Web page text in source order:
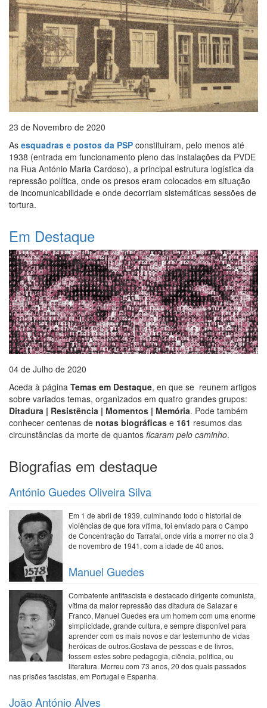
23 de Novembro de 2020
As esquadras e postos da PSP constituiram, pelo menos até
1938 (entrada em funcionamento pleno das instalações da PVDE
na Rua António Maria Cardoso), a principal estrutura logística da
repressão política, onde os presos eram colocados em situação
de incomunicabilidade e onde decorriam sistemáticas sessões de
tortura.
Em Destaque
04 de Julho de 2020
Aceda à página Temas em Destaque, en que se reunem artigos
sobre variados temas, organizados em quatro grandes grupos:
Ditadura | Resistência | Momentos | Memória. Pode também
conhecer centenas de notas biográficas e 161 resumos das
circunstâncias da morte de quantos ficaram pelo caminho.
Biografias em destaque
António Guedes Oliveira Silva
Em 1 de abril de 1939, culminando todo o historial de
violências de que fora vítima, foi enviado para o Campo
de Concentração do Tarrafal, onde viria a morrer no dia 3
de novembro de 1941, com a idade de 40 anos.
Manuel Guedes
Combatente antifascista e destacado dirigente comunista,
vítima da maior repressão das ditadura de Salazar e
Franco, Manuel Guedes era um homem com uma enorme
simplicidade, grande cultura, e sempre disponível para
aprender com os mais novos e dar testemunho de vidas
heróicas de outros.Gostava de pessoas e de livros,
fossem estes sobre pedagogia, ciência, política, ou
literatura. Morreu com 73 anos, 20 dos quais passados
nas prisões fascistas, em Portugal e Espanha.
João António Alves